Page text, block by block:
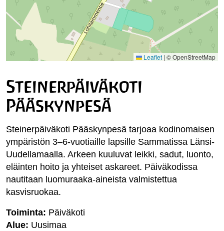
Leaflet | © OpenStreetMap
Steinerpäiväkoti
Pääskynpesä
Steinerpäiväkoti Pääskynpesä tarjoaa kodinomaisen
ympäristön 3–6-vuotiaille lapsille Sammatissa Länsi-
Uudellamaalla. Arkeen kuuluvat leikki, sadut, luonto,
eläinten hoito ja yhteiset askareet. Päiväkodissa
nautitaan luomuraaka-aineista valmistettua
kasvisruokaa.
Toiminta: Päiväkoti
Alue: Uusimaa